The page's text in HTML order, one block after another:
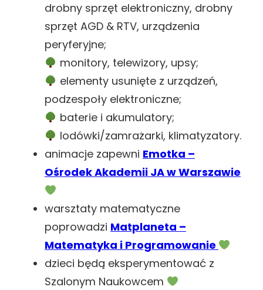
drobny sprzęt elektroniczny, drobny
sprzęt AGD & RTV, urządzenia
peryferyjne;
monitory, telewizory, upsy;
elementy usunięte z urządzeń,
podzespoły elektroniczne;
baterie i akumulatory;
lodówki/zamrażarki, klimatyzatory.
animacje zapewni Emotka –
Ośrodek Akademii JA w Warszawie
warsztaty matematyczne
poprowadzi Matplaneta –
Matematyka i Programowanie
dzieci będą eksperymentować z
Szalonym Naukowcem